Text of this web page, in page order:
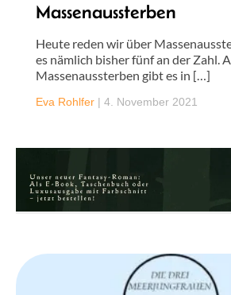
Massenaussterben
Heute reden wir über
es nämlich bisher fünf an der Zahl.
Massenaussterben gibt es in […]
Eva Rohlfer | 4. November 2021